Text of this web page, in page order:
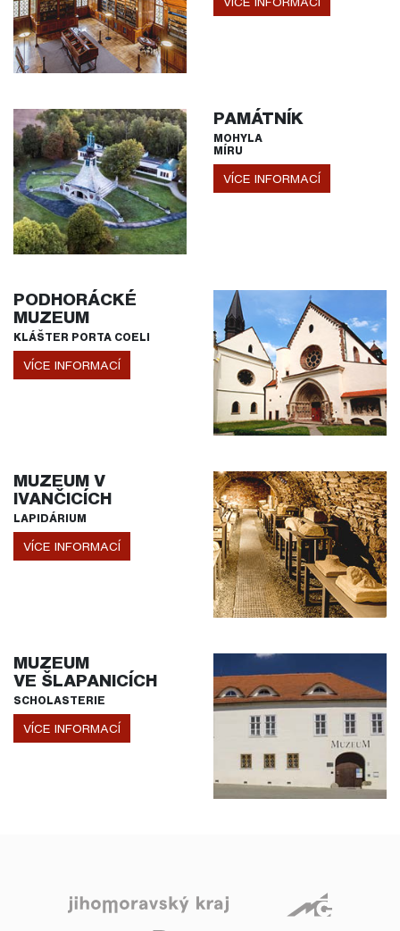
PAMÁTNÍK
MOHYLA
MÍRU
VÍCE INFORMACÍ
PODHORÁCKÉ
MUZEUM
KLÁŠTER PORTA COELI
VÍCE INFORMACÍ
MUZEUM V
IVANČICÍCH
LAPIDÁRIUM
VÍCE INFORMACÍ
MUZEUM
VE ŠLAPANICÍCH
SCHOLASTERIE
VÍCE INFORMACÍ